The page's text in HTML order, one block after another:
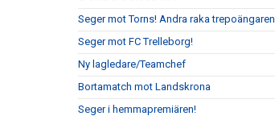
Seger mot Torns! Andra raka trepoängaren
Seger mot FC Trelleborg!
Ny lagledare/Teamchef
Bortamatch mot Landskrona
Seger i hemmapremiären!